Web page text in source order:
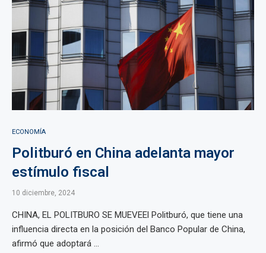
ECONOMÍA
Politburó en China adelanta mayor
estímulo fiscal
10 diciembre, 2024
CHINA, EL POLITBURO SE MUEVEEl Politburó, que tiene una
influencia directa en la posición del Banco Popular de China,
afirmó que adoptará ...